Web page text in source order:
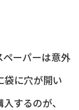
ーパーは意外
袋に穴が開い
するのが、